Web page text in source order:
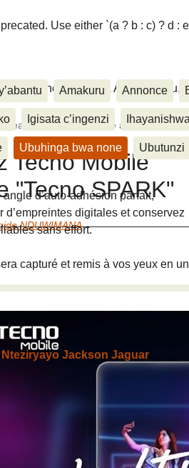
Use either `(a ? b : c) ? d :
Inkino, Muzika & Amasanamu,
Amakuru Annonce
Igisata c’ingenzi Ihayanishwa
Ubuhinga bwa none Ubutunzi
chez Tecno Mobile avec le
Tecno Mobile
"Tecno SPARK"
NDUWIMANA
d’auto-adhésion parfait,
digitales et conservez
sans effort.
capturé et remis à vos yeux en un
Nteziryayo Jackson Jaguar
Angana Gute?